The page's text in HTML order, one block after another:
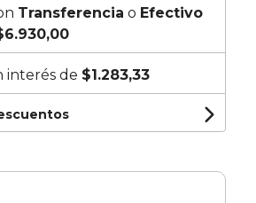
Transferencia o Efectivo
interés de $1.283,33